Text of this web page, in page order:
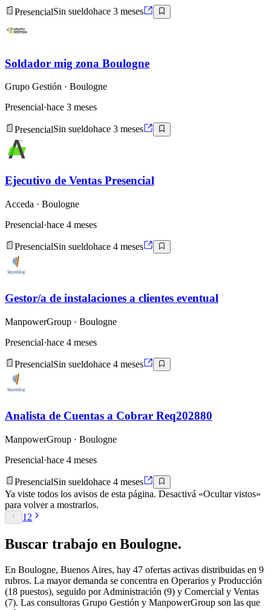
PresencialSin sueldohace 3 meses
Soldador mig zona Boulogne
Grupo Gestión · Boulogne
Presencial·hace 3 meses
PresencialSin sueldohace 3 meses
Ejecutivo de Ventas Presencial
Acceda · Boulogne
Presencial·hace 4 meses
PresencialSin sueldohace 4 meses
Gestor/a de instalaciones a clientes eventual
ManpowerGroup · Boulogne
Presencial·hace 4 meses
PresencialSin sueldohace 4 meses
Analista de Cuentas a Cobrar Req202880
ManpowerGroup · Boulogne
Presencial·hace 4 meses
PresencialSin sueldohace 4 meses
Ya viste todos los avisos de esta página. Desactivá «Ocultar vistos»
para volver a mostrarlos.
1 2
Buscar trabajo en Boulogne.
En Boulogne, Buenos Aires, hay 47 ofertas activas distribuidas en 9
rubros. La mayor demanda se concentra en Operarios y Producción
(18 puestos), seguido por Administración (9) y Comercial y Ventas
(7). Las consultoras Grupo Gestión y ManpowerGroup son las que